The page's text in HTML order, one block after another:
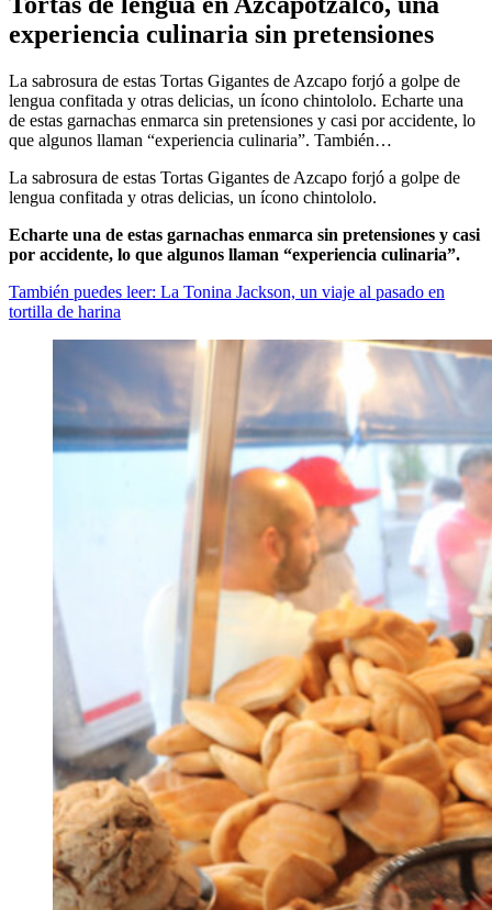
experiencia culinaria sin pretensiones
La sabrosura de estas Tortas Gigantes de Azcapo forjó a golpe de
lengua confitada y otras delicias, un ícono chintololo. Echarte una
de estas garnachas enmarca sin pretensiones y casi por accidente, lo
que algunos llaman “experiencia culinaria”. También…
La sabrosura de estas Tortas Gigantes de Azcapo forjó a golpe de
lengua confitada y otras delicias, un ícono chintololo.
Echarte una de estas garnachas enmarca sin pretensiones y casi
por accidente, lo que algunos llaman “experiencia culinaria”.
También puedes leer: La Tonina Jackson, un viaje al pasado en
tortilla de harina